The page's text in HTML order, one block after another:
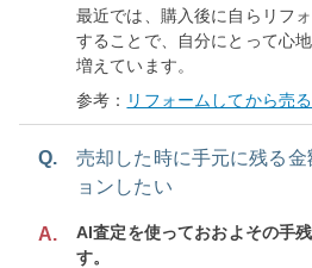
最近では、購入後に自らリフ
することで、自分にとって心
増えています。
参考： リフォームしてから売
Q.
売却した時に手元に残る
ョンしたい
A.
AI査定を使っておおよその手
す。